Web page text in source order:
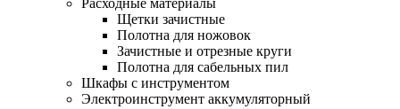
Расходные материалы
Щетки зачистные
Полотна для ножовок
Зачистные и отрезные круги
Полотна для сабельных пил
Шкафы с инструментом
Электроинструмент аккумуляторный